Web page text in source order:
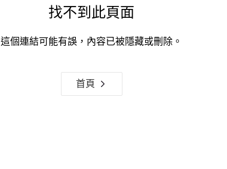
找不到此頁面
這個連結可能有誤，內容已被隱藏或刪除。
首頁